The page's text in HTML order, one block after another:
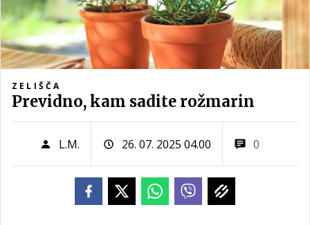
ZELIŠČA
Previdno, kam sadite rožmarin
L.M. 26. 07. 2025 04.00 0